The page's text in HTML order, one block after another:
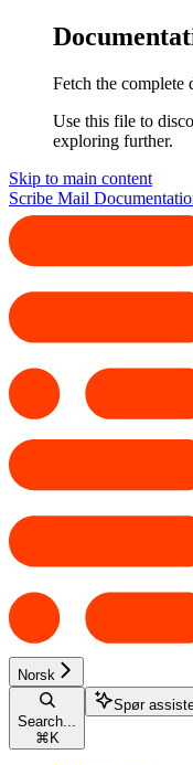
Fetch the complete
Use this file to
exploring further.
Skip to main content
Scribe Mail
Norsk
Search...
⌘ K
Spør